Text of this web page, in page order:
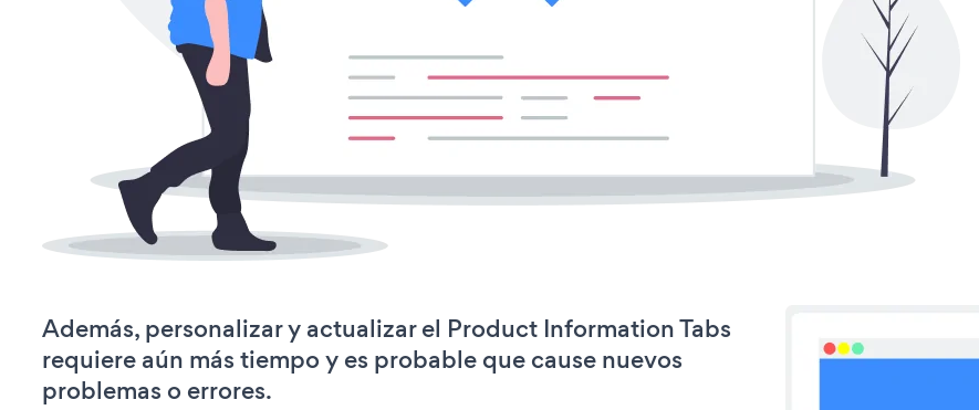
Además, personalizar y actualizar el Product Information Tabs
requiere aún más tiempo y es probable que cause nuevos
problemas o errores.